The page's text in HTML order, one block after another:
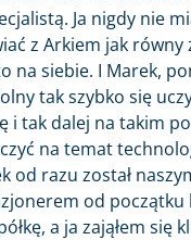
Ja nigdy nie
z Arkiem jak równy
na siebie. I Marek,
tak szybko się
i tak dalej na takim
na temat
od razu został
od początku
a ja zająłem się